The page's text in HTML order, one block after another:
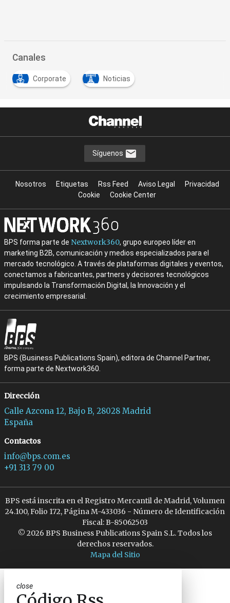
Canales
Corporate Noticias
Síguenos
Nosotros Etiquetas Rss Feed Aviso Legal
Privacidad
Cookie
Cookie Center
BPS forma parte de Nextwork360, grupo europeo líder en
marketing B2B, comunicación y medios especializados para el
mercado tecnológico. A través de plataformas digitales y eventos,
conectamos a fabricantes, partners y decisores tecnológicos
impulsando la Transformación Digital, la Innovación y el
crecimiento empresarial.
BPS (Business Publications Spain), editora de Channel Partner,
forma parte de Nextwork360.
Dirección
Calle Azcona 12, Bajo B, 28028 Madrid
España
Contactos
info@bps.com.es
+91 313 79 00
BPS está inscrita en el Registro Mercantil de Madrid, Volumen
24.100, Folio 172, Página M-433036 - Número de Identificación
Fiscal: B-85062503
© 2026 BPS Business Publications Spain S.L. Todos los
derechos reservados.
Mapa del Sitio
close